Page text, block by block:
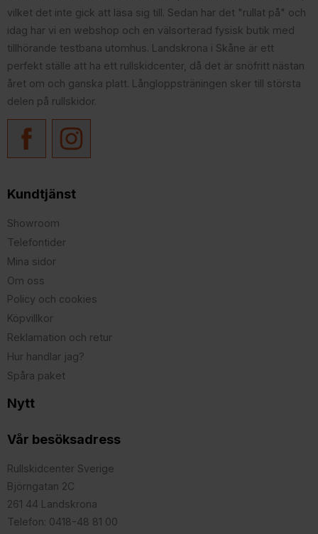
vilket det inte gick att läsa sig till. Sedan har det "rullat på" och
idag har vi en webshop och en välsorterad fysisk butik med
tillhörande testbana utomhus. Landskrona i Skåne är ett
perfekt ställe att ha ett rullskidcenter, då det är snöfritt nästan
året om och ganska platt. Långloppsträningen sker till största
delen på rullskidor.
Kundtjänst
Showroom
Telefontider
Mina sidor
Om oss
Policy och cookies
Köpvillkor
Reklamation och retur
Hur handlar jag?
Spåra paket
Nytt
Vår besöksadress
Rullskidcenter Sverige
Björngatan 2C
261 44 Landskrona
Telefon: 0418-48 81 00